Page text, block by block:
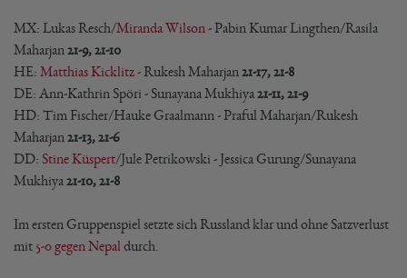
MX: Lukas Resch/Miranda Wilson - Pabin Kumar Lingthen/Rasila
Maharjan 21-9, 21-10
HE: Matthias Kicklitz- Rukesh Maharjan 21-17, 21-8
DE: Ann-Kathrin Spöri - Sunayana Mukhiya 21-11, 21-9
HD: Tim Fischer/Hauke Graalmann - Praful Maharjan/Rukesh
Maharjan 21-13, 21-6
DD: Stine Küspert/Jule Petrikowski - Jessica Gurung/Sunayana
Mukhiya 21-10, 21-8
Im ersten Gruppenspiel setzte sich Russland klar und ohne Satzverlust
mit 5-0 gegen Nepal durch.